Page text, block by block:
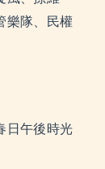
樂隊、民權
日午後時光